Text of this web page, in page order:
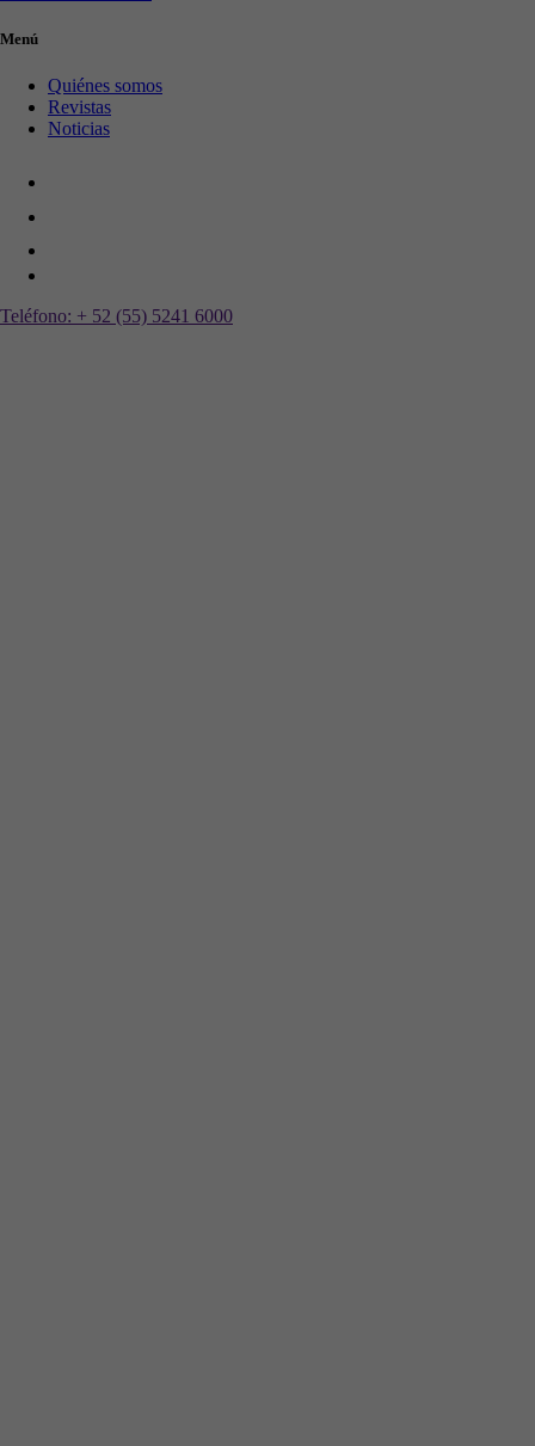
Menú
Quiénes somos
Revistas
Noticias
Teléfono: + 52 (55) 5241 6000